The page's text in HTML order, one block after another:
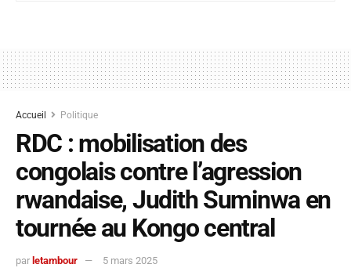
Accueil Politique
RDC : mobilisation des
congolais contre l’agression
rwandaise, Judith Suminwa en
tournée au Kongo central
par letambour 5 mars 2025